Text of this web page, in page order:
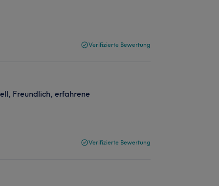
Verifizierte Bewertung
Freundlich, erfahrene
Verifizierte Bewertung